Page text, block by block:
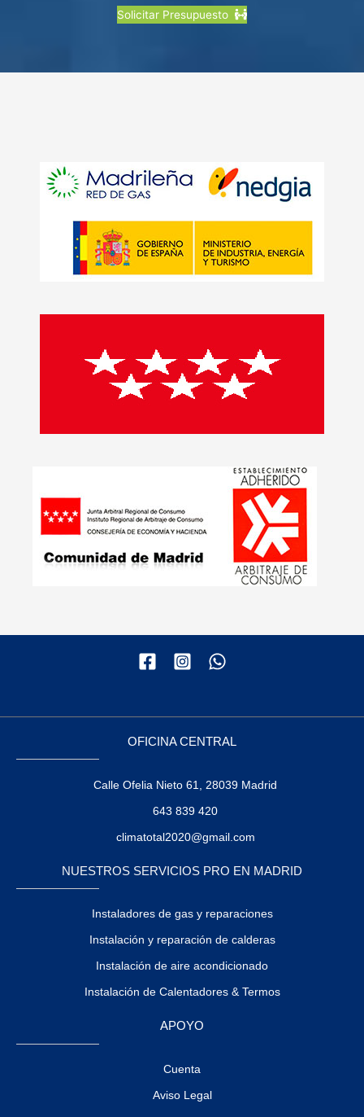
Solicitar Presupuesto
OFICINA CENTRAL
Calle Ofelia Nieto 61, 28039 Madrid
643 839 420
climatotal2020@gmail.com
NUESTROS SERVICIOS PRO EN MADRID
Instaladores de gas y reparaciones
Instalación y reparación de calderas
Instalación de aire acondicionado
Instalación de Calentadores & Termos
APOYO
Cuenta
Aviso Legal